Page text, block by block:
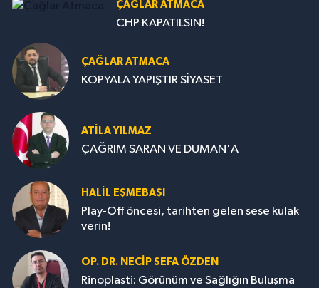
ÇAĞLAR ATMACA
CHP KAPATILSIN!
ÇAĞLAR ATMACA
KOPYALA YAPIŞTIR SİYASET
ATILA YILMAZ
ÇAĞRIM SARAN VE DUMAN'A
HALIL EŞMEBAŞI
Play-Off öncesi, tarihten gelen sese kulak
verin!
OP. DR. NECIP SEFA ÖZDEN
Rinoplasti: Görünüm ve Sağlığın Buluşma